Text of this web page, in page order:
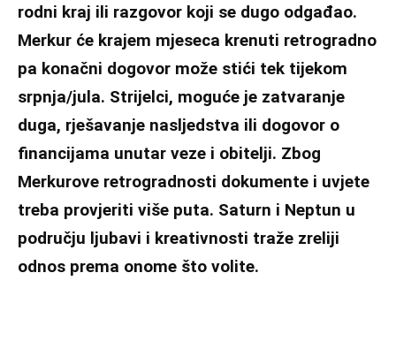
rodni kraj ili razgovor koji se dugo odgađao.
Merkur će krajem mjeseca krenuti retrogradno
pa konačni dogovor može stići tek tijekom
srpnja/jula. Strijelci, moguće je zatvaranje
duga, rješavanje nasljedstva ili dogovor o
financijama unutar veze i obitelji. Zbog
Merkurove retrogradnosti dokumente i uvjete
treba provjeriti više puta. Saturn i Neptun u
području ljubavi i kreativnosti traže zreliji
odnos prema onome što volite.